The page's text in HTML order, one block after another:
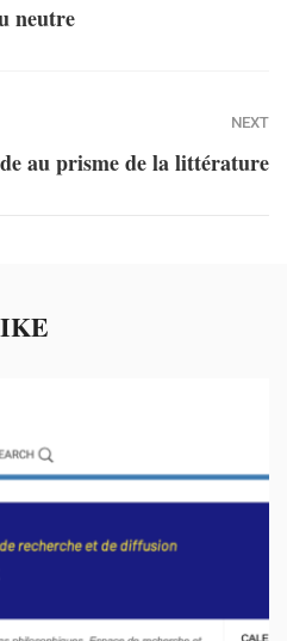
neutre
NEXT
au prisme de la littérature